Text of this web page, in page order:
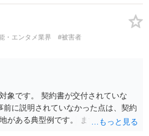
・エンタメ業界 #被害者
象です。 契約書が交付されていな
に説明されていなかった点は、契約
がある典型例です。 まずは、運営と